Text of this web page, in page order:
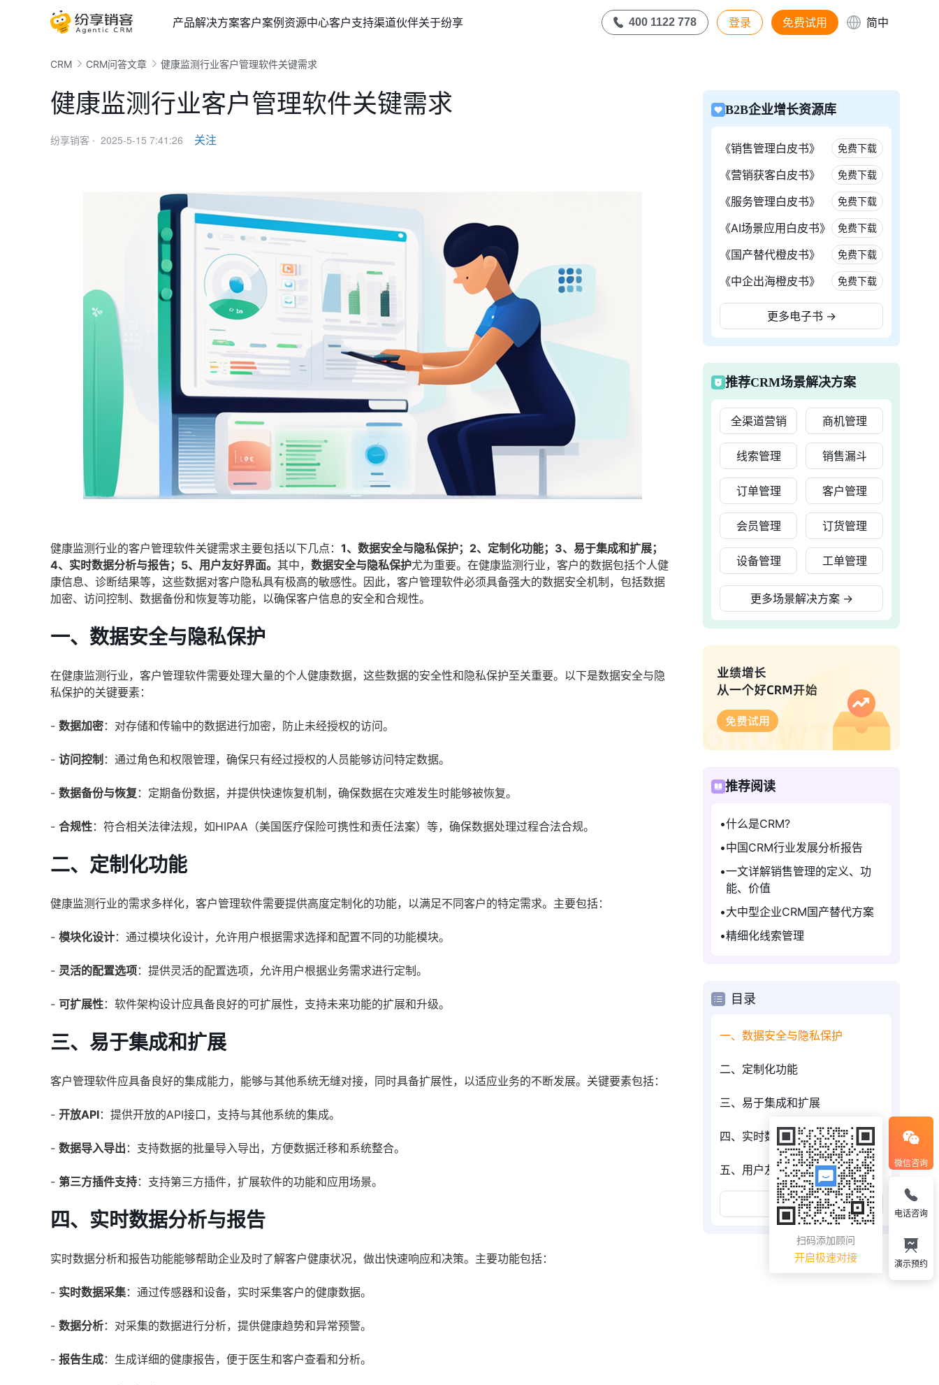
产品解决方案客户案例资源中心客户支持渠道伙伴关于纷享 400 1122 778 登录 免费试用 简中
CRM CRM问答文章 健康监测行业客户管理软件关键需求
健康监测行业客户管理软件关键需求
纷享销客 · 2025-5-15 7:41:26 关注
健康监测行业的客户管理软件关键需求主要包括以下几点： 1、数据安全与隐私保护；2、定制化功能；3、易于集成和扩展；
4、实时数据分析与报告；5、用户友好界面。 其中， 数据安全与隐私保护尤为重要。在健康监测行业，客户的数据包括个人健
康信息、诊断结果等，这些数据对客户隐私具有极高的敏感性。因此，客户管理软件必须具备强大的数据安全机制，包括数据
加密、访问控制、数据备份和恢复等功能，以确保客户信息的安全和合规性。
一、数据安全与隐私保护
在健康监测行业，客户管理软件需要处理大量的个人健康数据，这些数据的安全性和隐私保护至关重要。以下是数据安全与隐
私保护的关键要素：
- 数据加密：对存储和传输中的数据进行加密，防止未经授权的访问。
- 访问控制 ：通过角色和权限管理，确保只有经过授权的人员能够访问特定数据。
- 数据备份与恢复 ：定期备份数据，并提供快速恢复机制，确保数据在灾难发生时能够被恢复。
- 合规性：符合相关法律法规，如HIPAA（美国医疗保险可携性和责任法案）等，确保数据处理过程合法合规。
二、定制化功能
健康监测行业的需求多样化，客户管理软件需要提供高度定制化的功能，以满足不同客户的特定需求。主要包括：
- 模块化设计：通过模块化设计，允许用户根据需求选择和配置不同的功能模块。
- 灵活的配置选项：提供灵活的配置选项，允许用户根据业务需求进行定制。
- 可扩展性：软件架构设计应具备良好的可扩展性，支持未来功能的扩展和升级。
三、易于集成和扩展
客户管理软件应具备良好的集成能力，能够与其他系统无缝对接，同时具备扩展性，以适应业务的不断发展。关键要素包括：
- 开放API：提供开放的API接口，支持与其他系统的集成。
- 数据导入导出 ：支持数据的批量导入导出，方便数据迁移和系统整合。
- 第三方插件支持：支持第三方插件，扩展软件的功能和应用场景。
四、实时数据分析与报告
实时数据分析和报告功能能够帮助企业及时了解客户健康状况，做出快速响应和决策。主要功能包括：
- 实时数据采集：通过传感器和设备，实时采集客户的健康数据。
- 数据分析：对采集的数据进行分析，提供健康趋势和异常预警。
- 报告生成：生成详细的健康报告，便于医生和客户查看和分析。
B2B企业增长资源库
《销售管理白皮书》 免费下载
《营销获客白皮书》 免费下载
《服务管理白皮书》 免费下载
《AI场景应用白皮书》 免费下载
《国产替代橙皮书》 免费下载
《中企出海橙皮书》 免费下载
更多电子书 →
推荐CRM场景解决方案
全渠道营销 商机管理
线索管理 销售漏斗
订单管理 客户管理
会员管理 订货管理
设备管理 工单管理
更多场景解决方案 →
推荐阅读
什么是CRM?
中国CRM行业发展分析报告
一文详解销售管理的定义、功
能、价值
大中型企业CRM国产替代方案
精细化线索管理
目录
一、数据安全与隐私保护
二、定制化功能
三、易于集成和扩展
四、实时数据分析与报告
五、用户友好界面
展开更多
微信咨询
扫码添加顾问
开启极速对接
电话咨询
演示预约